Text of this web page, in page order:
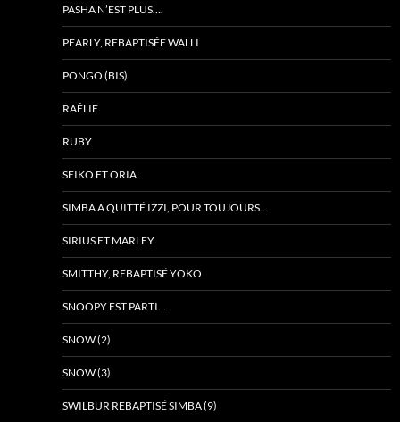
PASHA N’EST PLUS….
PEARLY, REBAPTISÉE WALLI
PONGO (BIS)
RAÉLIE
RUBY
SEÏKO ET ORIA
SIMBA A QUITTÉ IZZI, POUR TOUJOURS…
SIRIUS ET MARLEY
SMITTHY, REBAPTISÉ YOKO
SNOOPY EST PARTI…
SNOW (2)
SNOW (3)
SWILBUR REBAPTISÉ SIMBA (9)